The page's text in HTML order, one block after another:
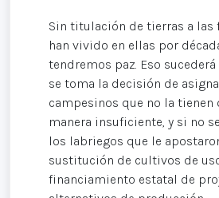
Sin titulación de tierras a las
han vivido en ellas por
tendremos paz. Eso
se toma la decisión de
campesinos que no la tienen
manera insuficiente, y si no
los labriegos que le
sustitución de cultivos de
financiamiento estatal de